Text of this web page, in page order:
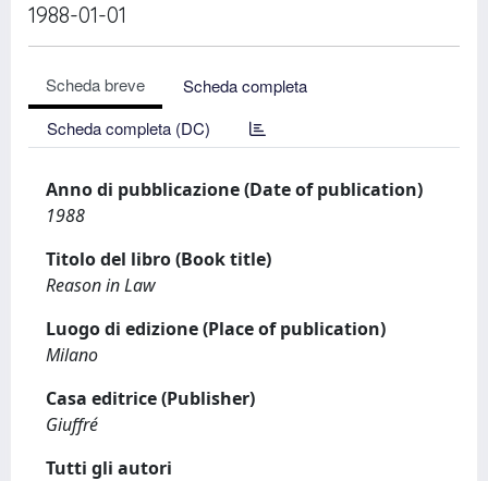
1988-01-01
Scheda breve
Scheda completa
Scheda completa (DC)
Anno di pubblicazione (Date of publication)
1988
Titolo del libro (Book title)
Reason in Law
Luogo di edizione (Place of publication)
Milano
Casa editrice (Publisher)
Giuffré
Tutti gli autori